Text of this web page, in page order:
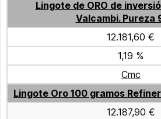
Lingote de ORO de
Valcambi. Pureza
12.181,60 €
1,19 %
Cmc
Lingote Oro 100 gramos
12.187,90 €